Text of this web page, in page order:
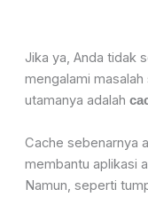
Jika ya, Anda tidak
mengalami
utamanya adalah
Cache sebenarnya
membantu aplikasi
Namun, seperti